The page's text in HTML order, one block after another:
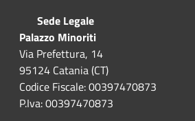
Sede Legale
Palazzo Minoriti
Via Prefettura, 14
95124 Catania (CT)
Codice Fiscale: 00397470873
P.Iva: 00397470873